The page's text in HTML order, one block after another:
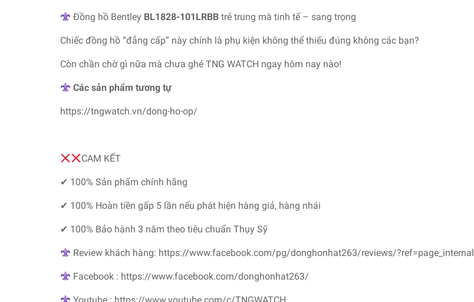
Đồng hồ Bentley BL1828-101LRBB trẻ trung mà tinh tế – sang trọng
Chiếc đồng hồ “đẳng cấp” này chính là phụ kiện không thể thiếu đúng không các bạn?
Còn chần chờ gì nữa mà chưa ghé TNG WATCH ngay hôm nay nào!
Các sản phẩm tương tự
https://tngwatch.vn/dong-ho-op/
CAM KẾT
✔ 100% Sản phẩm chính hãng
✔ 100% Hoàn tiền gấp 5 lần nếu phát hiện hàng giả, hàng nhái
✔ 100% Bảo hành 3 năm theo tiêu chuẩn Thụy Sỹ
Review khách hàng: https://www.facebook.com/pg/donghonhat263/reviews/?ref=page_internal
Facebook : https://www.facebook.com/donghonhat263/